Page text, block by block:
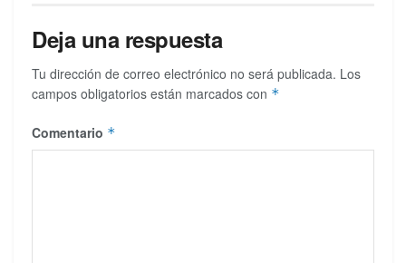
Deja una respuesta
Tu dirección de correo electrónico no será publicada. Los
campos obligatorios están marcados con *
Comentario *